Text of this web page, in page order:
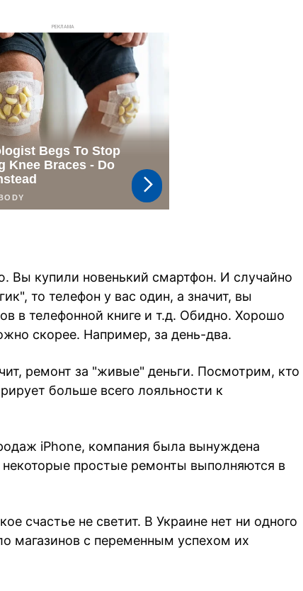
РЕКЛАМА
Вы купили новенький смартфон. И случайно
то телефон у вас один, а значит, вы
в телефонной книге и т.д. Обидно. Хорошо
скорее. Например, за день-два.
ремонт за "живые" деньги. Посмотрим, кто
больше всего лояльности к
iPhone, компания была вынуждена
простые ремонты выполняются в
счастье не светит. В Украине нет ни одного
магазинов с переменным успехом их